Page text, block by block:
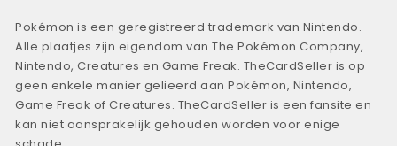
Pokémon is een geregistreerd trademark van Nintendo.
Alle plaatjes zijn eigendom van The Pokémon Company,
Nintendo, Creatures en Game Freak. TheCardSeller is op
geen enkele manier gelieerd aan Pokémon, Nintendo,
Game Freak of Creatures. TheCardSeller is een fansite en
kan niet aansprakelijk gehouden worden voor enige